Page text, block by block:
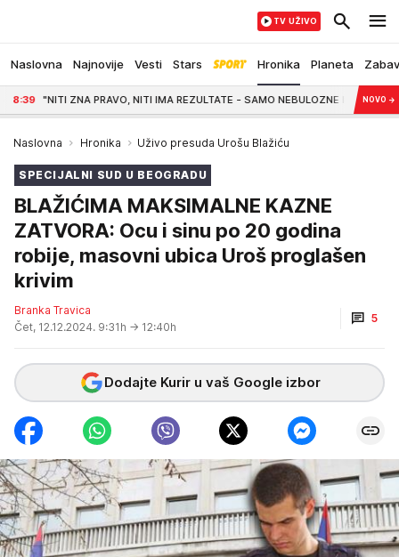
Naslovna Najnovije Vesti Stars Hronika Planeta
TV UŽIVO
NITI IMA REZULTATE - SAMO NEBULOZNE IZJAVE" Plenumaši javnoNOVO →
Naslovna Hronika Uživo presuda Urošu Blažiću
SPECIJALNI SUD U BEOGRADU
BLAŽIĆIMA MAKSIMALNE KAZNE
ZATVORA: Ocu i sinu po 20 godina
robije, masovni ubica Uroš proglašen
krivim
Branka Travica
Čet, 12.12.2024. 9:31h → 12:40h
5
Dodajte Kurir u vaš Google izbor